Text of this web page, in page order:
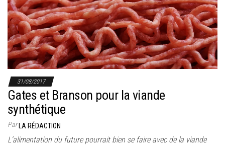
l
a
n
a
v
i
31/08/2017
Gates et Branson pour la viande
synthétique
ParLA RÉDACTION
L’alimentation du future pourrait bien se faire avec de la viande